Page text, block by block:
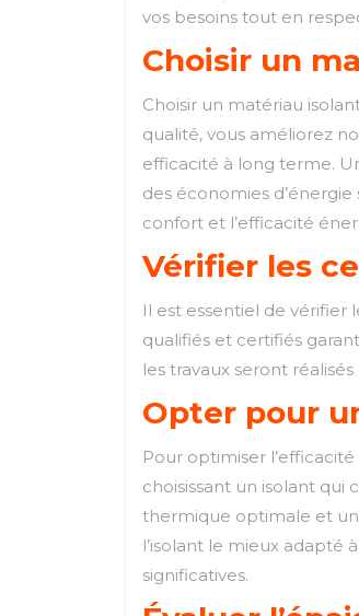
vos besoins tout en
Choisir un
Choisir un matériau
qualité, vous améliorez
efficacité à long terme.
des économies
confort et l’efficacité
Vérifier les
Il est essentiel de vérifier
qualifiés et certifiés
les travaux seront
Opter pour
Pour optimiser
choisissant un isolant
thermique optimale et
l’isolant le mieux adapté
significatives.